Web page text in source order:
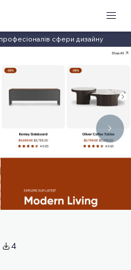
сфери дизайну
4